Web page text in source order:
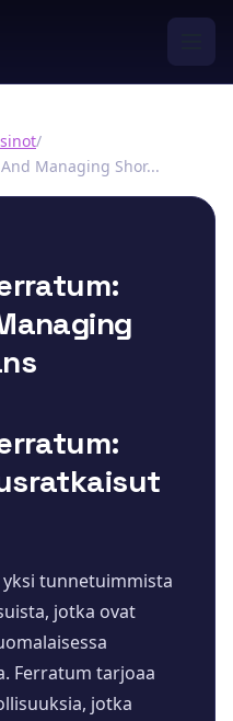
/
Managing Shor...
tunnetuimmista
jotka ovat
Ferratum tarjoaa
jotka